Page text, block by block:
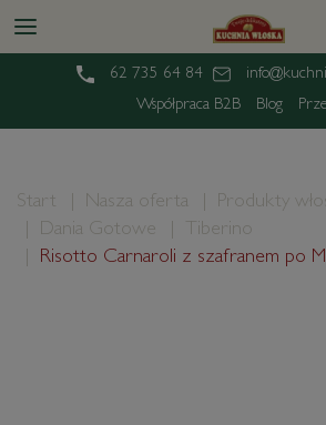
62 735 64 84
Współpraca B2B
Blog
Start Nasza oferta
Produkty
Dania Gotowe
Tiberino
Risotto Carnaroli z szafranem po